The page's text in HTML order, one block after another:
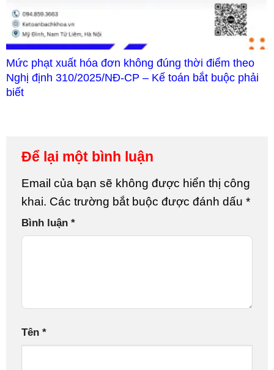
Mức phạt xuất hóa đơn không đúng thời điểm theo
Nghị định 310/2025/NĐ-CP – Kế toán bắt buộc phải
biết
Để lại một bình luận
Email của bạn sẽ không được hiển thị công
khai. Các trường bắt buộc được đánh dấu *
Bình luận *
Tên *